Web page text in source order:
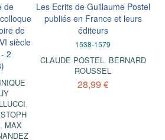
de
de
siècle
2
,
, MAX
Les Ecrits de Guillaume Postel
publiés en France et leurs
éditeurs
1538-1579
CLAUDE POSTEL, BERNARD
ROUSSEL
28,99 €